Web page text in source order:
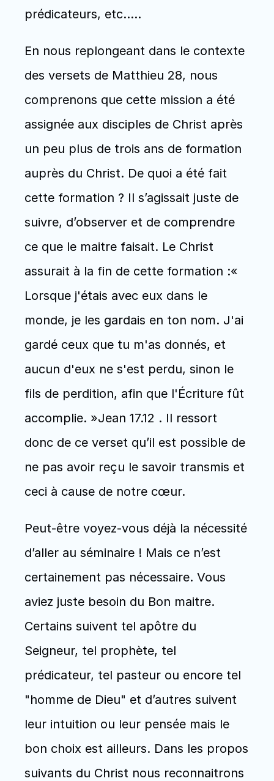
prédicateurs, etc.….
En nous replongeant dans le contexte
des versets de Matthieu 28, nous
comprenons que cette mission a été
assignée aux disciples de Christ après
un peu plus de trois ans de formation
auprès du Christ. De quoi a été fait
cette formation ? Il s’agissait juste de
suivre, d’observer et de comprendre
ce que le maitre faisait. Le Christ
assurait à la fin de cette formation :«
Lorsque j'étais avec eux dans le
monde, je les gardais en ton nom. J'ai
gardé ceux que tu m'as donnés, et
aucun d'eux ne s'est perdu, sinon le
fils de perdition, afin que l'Écriture fût
accomplie. »Jean 17.12 . Il ressort
donc de ce verset qu’il est possible de
ne pas avoir reçu le savoir transmis et
ceci à cause de notre cœur.
Peut-être voyez-vous déjà la nécessité
d’aller au séminaire ! Mais ce n’est
certainement pas nécessaire. Vous
aviez juste besoin du Bon maitre.
Certains suivent tel apôtre du
Seigneur, tel prophète, tel
prédicateur, tel pasteur ou encore tel
"homme de Dieu" et d’autres suivent
leur intuition ou leur pensée mais le
bon choix est ailleurs. Dans les propos
suivants du Christ nous reconnaitrons